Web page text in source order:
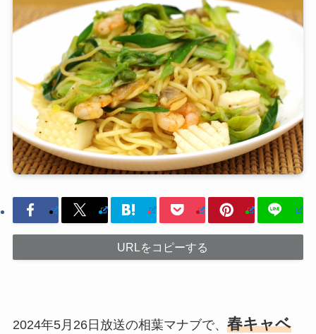
URLをコピーする
2024年5月26日放送の相葉マナブで、 春キャベ